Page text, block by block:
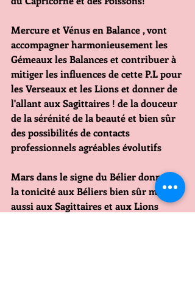
Mercure et Vénus en Balance , vont
accompagner harmonieusement les
Gémeaux les Balances et contribuer à
mitiger les influences de cette P.L pour
les Verseaux et les Lions et donner de
l'allant aux Sagittaires ! de la douceur
de la sérénité de la beauté et bien sûr
des possibilités de contacts
professionnels agréables évolutifs
Mars dans le signe du Bélier donne de
la tonicité aux Béliers bien sûr mais
aussi aux Sagittaires et aux Lions